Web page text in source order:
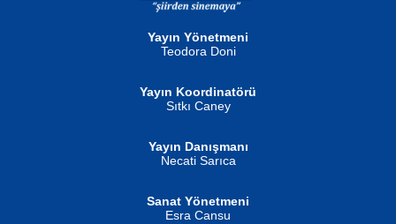
Ben Deniz Değilim ki...
Yayın Yönetmeni
Teodora Doni
Yayın Koordinatörü
Sıtkı Caney
Yayın Danışmanı
Necati Sarıca
Sanat Yönetmeni
Esra Cansu